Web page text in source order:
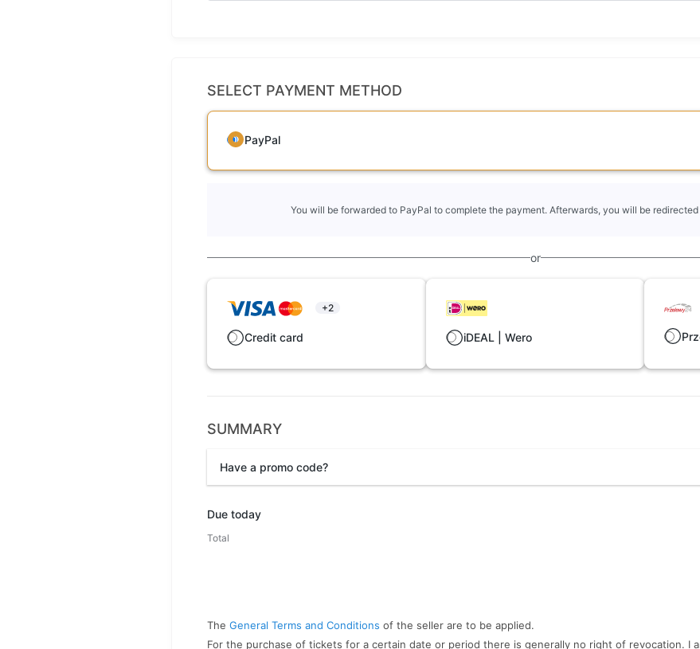
SELECT PAYMENT METHOD
PayPal
You will be forwarded to PayPal to complete the payment. Afterwards, you will be
or
+2
Credit card iDEAL | Wero
SUMMARY
Have a promo code?
Due today
Total
The General Terms and Conditions of the seller are to be applied.
For the purchase of tickets for a certain date or period there is generally no right of revocation. I